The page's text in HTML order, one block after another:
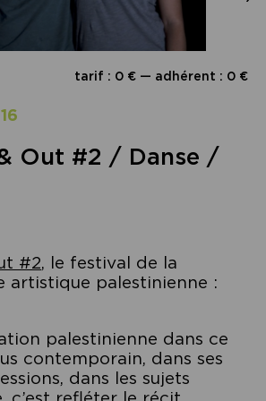
tarif : 0 € — adhérent : 0 €
Out #2 / Danse /
#2, le festival de la
artistique palestinienne :
palestinienne dans ce
contemporain, dans ses
dans les sujets